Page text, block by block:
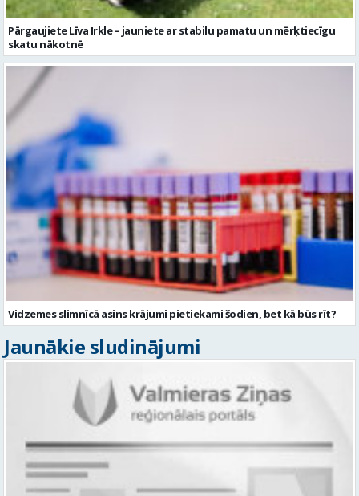
Pārgaujiete Līva Irkle – jauniete ar stabilu pamatu un mērķtiecīgu
skatu nākotnē
Vidzemes slimnīcā asins krājumi pietiekami šodien, bet kā būs rīt?
Jaunākie sludinājumi